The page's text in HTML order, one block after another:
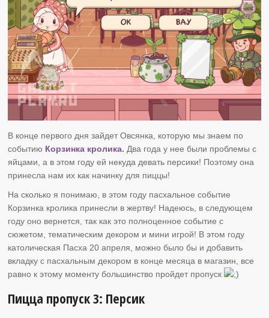
В конце первого дня зайдет Овсянка, которую мы знаем по
событию Корзинка кролика. Два года у нее были проблемы с
яйцами, а в этом году ей некуда девать персики! Поэтому она
принесла нам их как начинку для пиццы!
На сколько я понимаю, в этом году пасхальное событие
Корзинка кролика принесли в жертву! Надеюсь, в следующем
году оно вернется, так как это полноценное событие с
сюжетом, тематическим декором и мини игрой! В этом году
католическая Пасха 20 апреля, можно было бы и добавить
вкладку с пасхальным декором в конце месяца в магазин, все
равно к этому моменту большинство пройдет пропуск
Пицца пропуск 3: Персик